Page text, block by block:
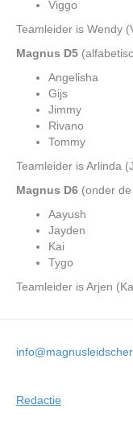
Viggo
Teamleider is Wendy
Magnus D5
Angelisha
Gijs
Jimmy
Rivano
Tommy
Teamleider is Arlinda
Magnus D6 (onder
Aayush
Jayden
Kai
Tygo
Teamleider is Arjen
Redactie